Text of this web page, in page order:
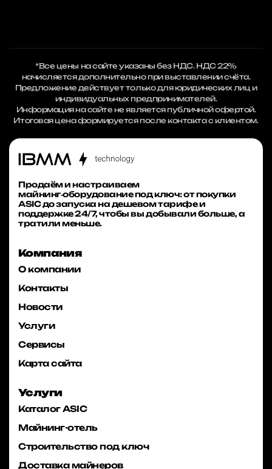
*Все цены на сайте указаны без НДС. НДС 22%
начисляется дополнительно при выставлении счёта.
Предложение действует только для юридических лиц и
индивидуальных предпринимателей.
Информация на сайте не является публичной офертой.
Итоговая цена формируется после контакта с клиентом.
Продаём и настраиваем
майнинг‑оборудование под ключ: от покупки
ASIC до запуска на дешевом тарифе и
поддержке 24/7, чтобы вы добывали больше, а
тратили меньше.
Компания
О компании
Контакты
Новости
Услуги
Сервисы
Карта сайта
Услуги
Каталог ASIC
Майнинг-отель
Строительство под ключ
Доставка майнеров